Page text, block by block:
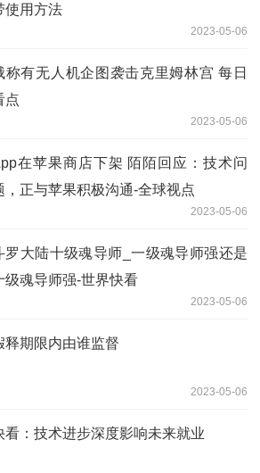
使用方法
2023-05-06
称有无人机企图袭击克里姆林宫 每日
点
2023-05-06
在苹果商店下架 陌陌回应：技术问
，正与苹果积极沟通-全球视点
2023-05-06
罗大陆十级魂导师_一级魂导师强还是
级魂导师强-世界快看
2023-05-06
释期限内由谁监督
2023-05-06
看：技术进步深度影响未来就业